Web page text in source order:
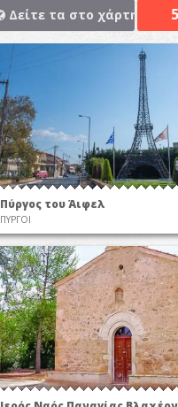
Δείτε τα στο χάρτη
Πύργος του Άιφελ
ΠΥΡΓΟΙ